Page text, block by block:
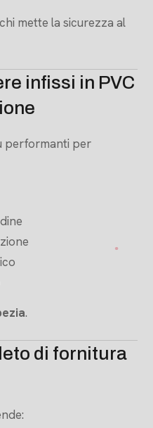
mette la sicurezza al
infissi in PVC
performanti per
.
di fornitura